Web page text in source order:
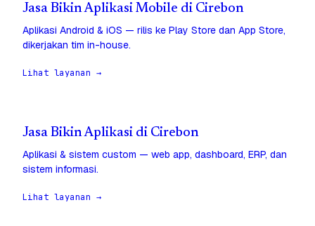
Jasa Bikin Aplikasi Mobile di Cirebon
Aplikasi Android & iOS — rilis ke Play Store dan App Store,
dikerjakan tim in-house.
Lihat layanan →
Jasa Bikin Aplikasi di Cirebon
Aplikasi & sistem custom — web app, dashboard, ERP, dan
sistem informasi.
Lihat layanan →